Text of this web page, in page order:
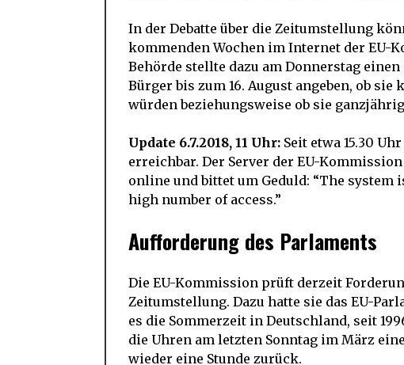
In der Debatte über die Zeitumstellung
kommenden Wochen im Internet der EU-
Behörde stellte dazu am Donnerstag einen
Bürger bis zum 16. August angeben, ob
würden beziehungsweise ob sie
Update 6.7.2018, 11 Uhr: Seit etwa 15.30
erreichbar. Der Server der EU-
online und bittet um Geduld: “The
high number of access.”
Aufforderung des Parlaments
Die EU-Kommission prüft derzeit
Zeitumstellung. Dazu hatte sie das EU-
es die Sommerzeit in Deutschland, seit
die Uhren am letzten Sonntag im März
wieder eine Stunde zurück.